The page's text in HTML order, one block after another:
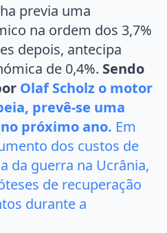
previa uma
na ordem dos 3,7%
depois, antecipa
de 0,4%. Sendo
Olaf Scholz o motor
prevê-se uma
próximo ano. Em
dos custos de
da guerra na Ucrânia,
de recuperação
durante a